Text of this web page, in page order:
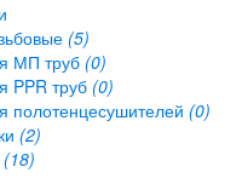
(5)
МП труб (0)
PPR труб (0)
полотенцесушителей (0)
(2)
(18)